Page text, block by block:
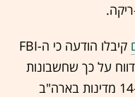
קיבלו הודעה כי ה-FBI
על כך שחשבונות
בנק פרטיים של 76 שחקני פוקר ב-14 מדינות בארה"ב